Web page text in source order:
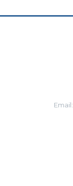
Email: